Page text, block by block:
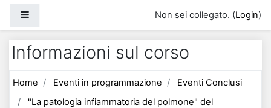
Non sei collegato. (Login)
Informazioni sul corso
Home Eventi in programmazione
Eventi Conclusi
"La patologia infiammatoria del polmone" del